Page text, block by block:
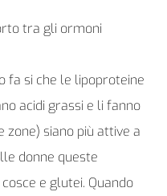
tra gli ormoni
fa si che le lipoproteine
acidi grassi e li fanno
siano più attive a
donne queste
e glutei. Quando